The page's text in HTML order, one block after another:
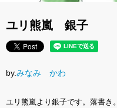
ユリ熊嵐 銀子
by.みなみ かわ
ユリ熊嵐より銀子です。落書き。